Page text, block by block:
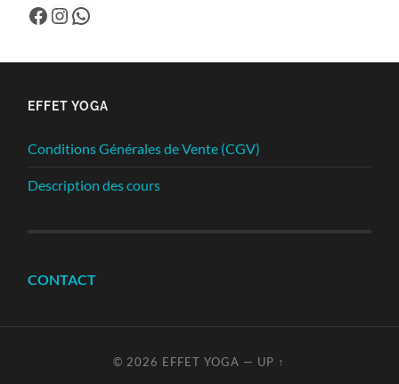
Facebook
Instagram
WhatsApp
EFFET YOGA
Conditions Générales de Vente (CGV)
Description des cours
CONTACT
© 2026 EFFET YOGA — UP ↑